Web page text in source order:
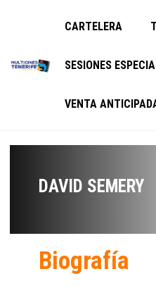
CARTELERA
SESIONES
VENTA
DAVID SEMERY
Biografía